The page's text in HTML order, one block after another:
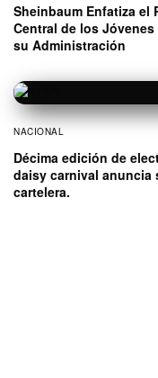
Sheinbaum Enfatiza el
Central de los Jóvenes
su Administración
NACIONAL
Décima edición de
daisy carnival anuncia
cartelera.